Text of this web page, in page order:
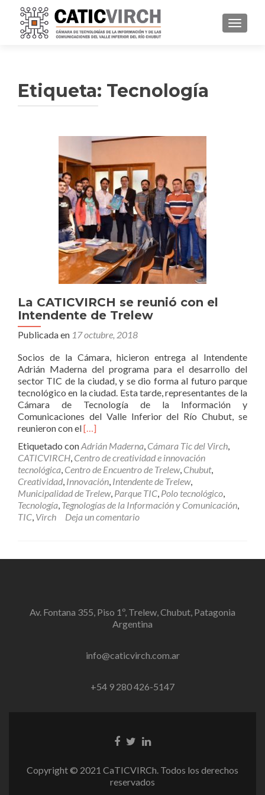
Etiqueta: Tecnología
La CATICVIRCH se reunió con el
Intendente de Trelew
Publicada en 17 octubre, 2018
Socios de la Cámara, hicieron entrega al Intendente
Adrián Maderna del programa para el desarrollo del
sector TIC de la ciudad, y se dio forma al futuro parque
tecnológico en la ciudad. Esta tarde, representantes de la
Cámara de Tecnología de la Información y
Comunicaciones del Valle Inferior del Río Chubut, se
reunieron con elLeer
CATICVIRCH
se
reunió
con
el
Intendente
de
[…]
Etiquetado conAdrián Maderna, Cámara Tic del Virch,
CATICVIRCH, Centro de creatividad e innovación
tecnológica, Centro de Encuentro de Trelew, Chubut,
Creatividad, Innovación, Intendente de Trelew,
Municipalidad de Trelew, Parque TIC, Polo tecnológico,
Tecnología, Tegnologías de la Información y Comunicación,
TIC, Virch Deja un comentario
Av. Fontana 355, Piso 1º, Trelew, Chubut, Patagonia
Argentina
info@caticvirch.com.ar
+54 9 280 426-5147
Enlace
EnlaceEnlace
Copyright © 2021 CaTICVIRCh. Todos los derechos
reservados